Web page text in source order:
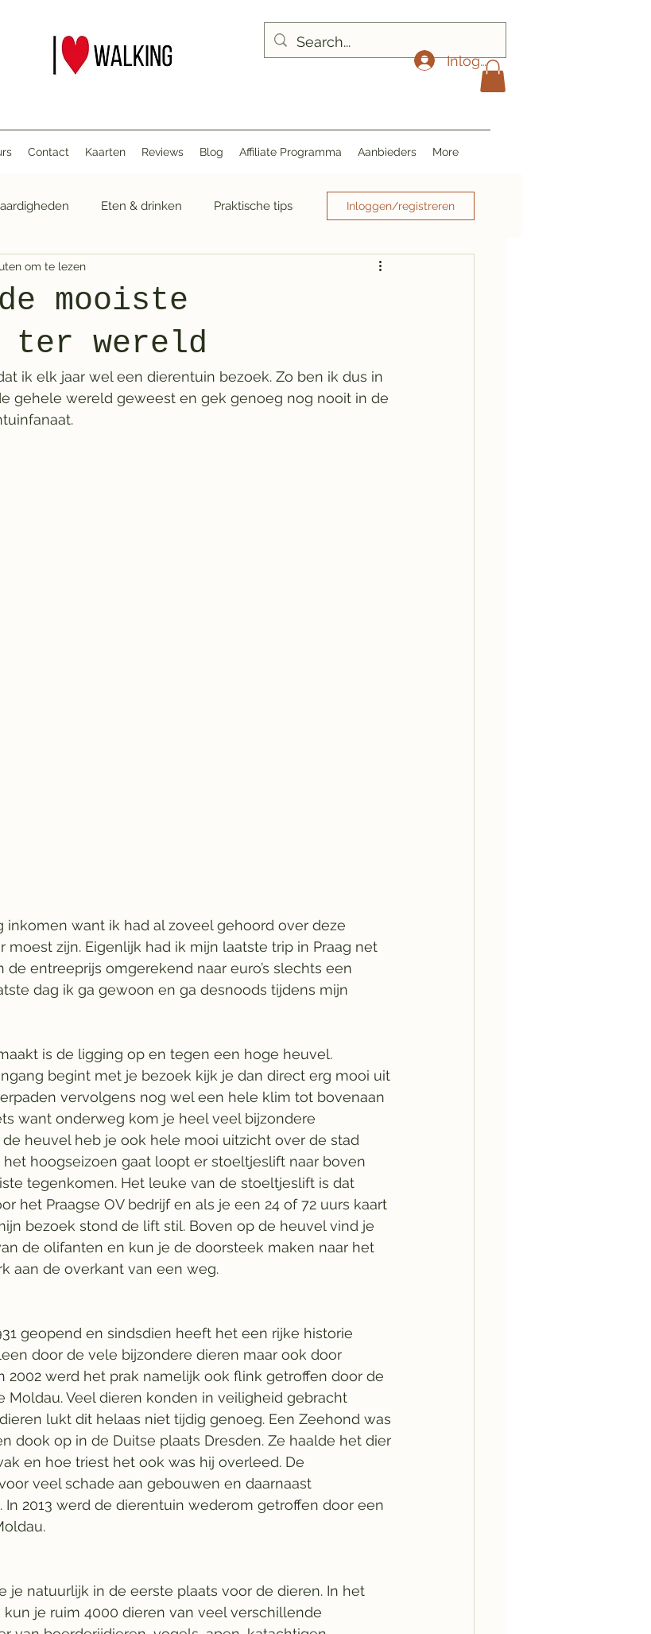
Inloggen
Contact Kaarten Reviews Blog Affiliate Programma Aanbieders More
Eten & drinken Praktische tips Inloggen/registreren
mooiste
ter wereld
om te lezen
ik elk jaar wel een dierentuin bezoek. Zo ben ik dus in
gehele wereld geweest en gek genoeg nog nooit in de
inkomen want ik had al zoveel gehoord over deze
moest zijn. Eigenlijk had ik mijn laatste trip in Praag net
entreeprijs omgerekend naar euro’s slechts een
dag ik ga gewoon en ga desnoods tijdens mijn
is de ligging op en tegen een hoge heuvel.
begint met je bezoek kijk je dan direct erg mooi uit
vervolgens nog wel een hele klim tot bovenaan
want onderweg kom je heel veel bijzondere
heuvel heb je ook hele mooi uitzicht over de stad
het hoogseizoen gaat loopt er stoeltjeslift naar boven
tegenkomen. Het leuke van de stoeltjeslift is dat
het Praagse OV bedrijf en als je een 24 of 72 uurs kaart
bezoek stond de lift stil. Boven op de heuvel vind je
de olifanten en kun je de doorsteek maken naar het
aan de overkant van een weg.
geopend en sindsdien heeft het een rijke historie
door de vele bijzondere dieren maar ook door
2002 werd het prak namelijk ook flink getroffen door de
Veel dieren konden in veiligheid gebracht
lukt dit helaas niet tijdig genoeg. Een Zeehond was
dook op in de Duitse plaats Dresden. Ze haalde het dier
en hoe triest het ook was hij overleed. De
veel schade aan gebouwen en daarnaast
2013 werd de dierentuin wederom getroffen door een
je natuurlijk in de eerste plaats voor de dieren. In het
je ruim 4000 dieren van veel verschillende